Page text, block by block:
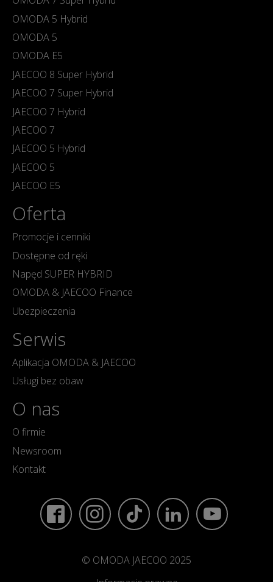
OMODA 5 Hybrid
OMODA 5
OMODA E5
JAECOO 8 Super Hybrid
JAECOO 7 Super Hybrid
JAECOO 7 Hybrid
JAECOO 7
JAECOO 5 Hybrid
JAECOO 5
JAECOO E5
Oferta
Promocje i cenniki
Dostępne od ręki
Napęd SUPER HYBRID
OMODA & JAECOO Finance
Ubezpieczenia
Serwis
Aplikacja OMODA & JAECOO
Usługi bez obaw
O nas
O firmie
Newsroom
Kontakt
© OMODA JAECOO 2025